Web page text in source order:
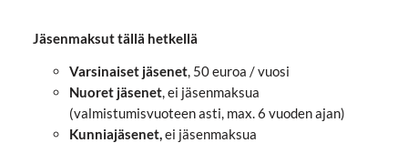
Jäsenmaksut tällä hetkellä
Varsinaiset jäsenet, 50 euroa / vuosi
Nuoret jäsenet, ei jäsenmaksua
(valmistumisvuoteen asti, max. 6 vuoden ajan)
Kunniajäsenet,ei jäsenmaksua